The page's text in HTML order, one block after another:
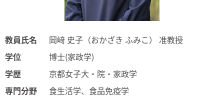
教員氏名
岡﨑 史子（おかざき ふみこ） 准教授
学位
博士(家政学)
学歴
京都女子大・院・家政学
専門分野
食生活学、食品免疫学